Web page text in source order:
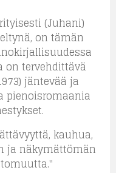
(Juhani)
on tämän
on tervehdittävä
jäntevää ja
pienoisromaania
kauhua,
ja näkymättömän